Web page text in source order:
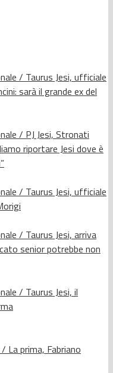
/ Taurus Jesi, ufficiale
sarà il grande ex del
/ PJ Jesi, Stronati
riportare Jesi dove è
/ Taurus Jesi, ufficiale
/ Taurus Jesi, arriva
senior potrebbe non
/ Taurus Jesi, il
La prima, Fabriano